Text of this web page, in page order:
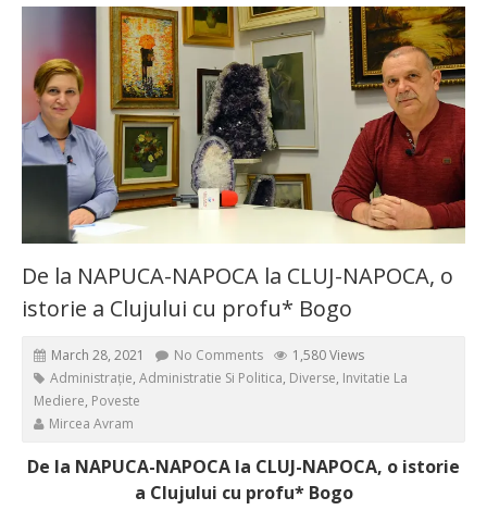
De la NAPUCA-NAPOCA la CLUJ-NAPOCA, o
istorie a Clujului cu profu* Bogo
March 28, 2021 No Comments
1,580 Views
Administrație, Administratie Si Politica, Diverse, Invitatie La
Mediere, Poveste
Mircea Avram
De la NAPUCA-NAPOCA la CLUJ-NAPOCA, o istorie
a Clujului cu profu* Bogo